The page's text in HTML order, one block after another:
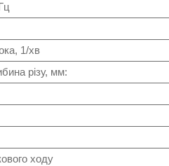
1/хв
різу, мм:
ходу